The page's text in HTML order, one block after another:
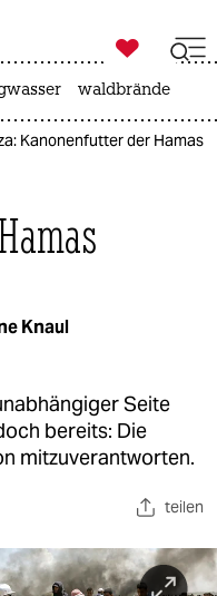

taz zahl ich
waldbrände
Kanonenfutter der Hamas
Knaul
Seite
bereits: Die
mitzuverantworten.
teilen